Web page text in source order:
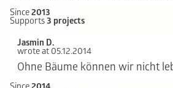
Since2013
Supports3 projects
Jasmin D.
wrote at 05.12.2014
Ohne Bäume können wir nicht